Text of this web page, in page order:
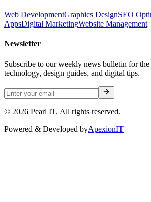
Web DevelopmentGraphics DesignSEO
AppsDigital MarketingWebsite Management
Newsletter
Subscribe to our weekly news bulletin for the
technology, design guides, and digital tips.
© 2026 Pearl IT. All rights reserved.
Powered & Developed byApexionIT